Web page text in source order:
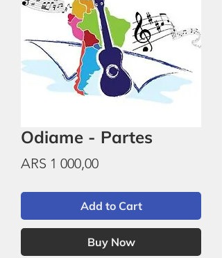
Odiame - Partes
ARS 1 000,00Price
Add to Cart
Buy Now